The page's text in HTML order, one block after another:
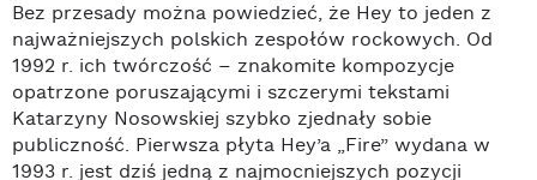
Bez przesady można powiedzieć, że Hey to jeden z
najważniejszych polskich zespołów rockowych. Od
1992 r. ich twórczość – znakomite kompozycje
opatrzone poruszającymi i szczerymi tekstami
Katarzyny Nosowskiej szybko zjednały sobie
publiczność. Pierwsza płyta Hey’a „Fire” wydana w
1993 r. jest dziś jedną z najmocniejszych pozycji